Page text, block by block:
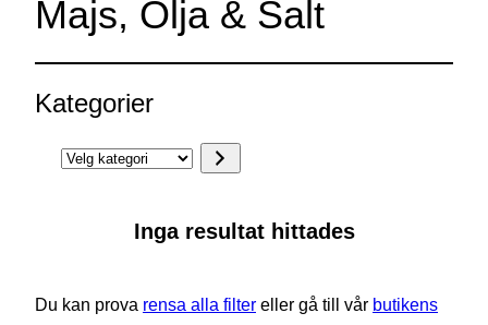
Majs, Olja & Salt
Kategorier
Velg
Inga resultat hittades
Du kan prova rensa alla filter eller gå till vår butikens